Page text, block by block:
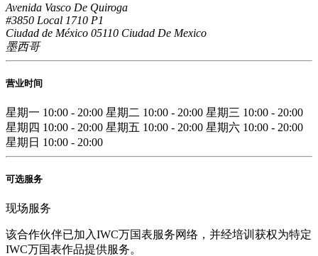
Avenida Vasco De Quiroga
#3850 Local 1710 P1
Ciudad de México 05110 Ciudad De Mexico
墨西哥
营业时间
星期一 10:00 - 20:00 星期二 10:00 - 20:00 星期三 10:00 - 20:00
星期四 10:00 - 20:00 星期五 10:00 - 20:00 星期六 10:00 - 20:00
星期日 10:00 - 20:00
可选服务
现场服务
该合作伙伴已加入IWC万国表服务网络，并经培训获权为特定
IWC万国表作品提供服务。